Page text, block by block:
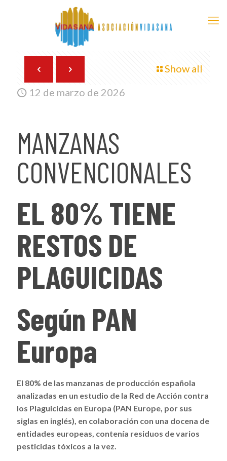
Show all
12 de marzo de 2026
MANZANAS
CONVENCIONALES
EL 80% TIENE
RESTOS DE
PLAGUICIDAS
Según PAN
Europa
El 80% de las manzanas de producción española
analizadas en un estudio de la Red de Acción contra
los Plaguicidas en Europa (PAN Europe, por sus
siglas en inglés), en colaboración con una docena de
entidades europeas, contenía residuos de varios
pesticidas tóxicos a la vez.